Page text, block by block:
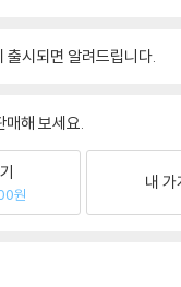
출시되면 알려드립니다.
매해 보세요.
원
내 가